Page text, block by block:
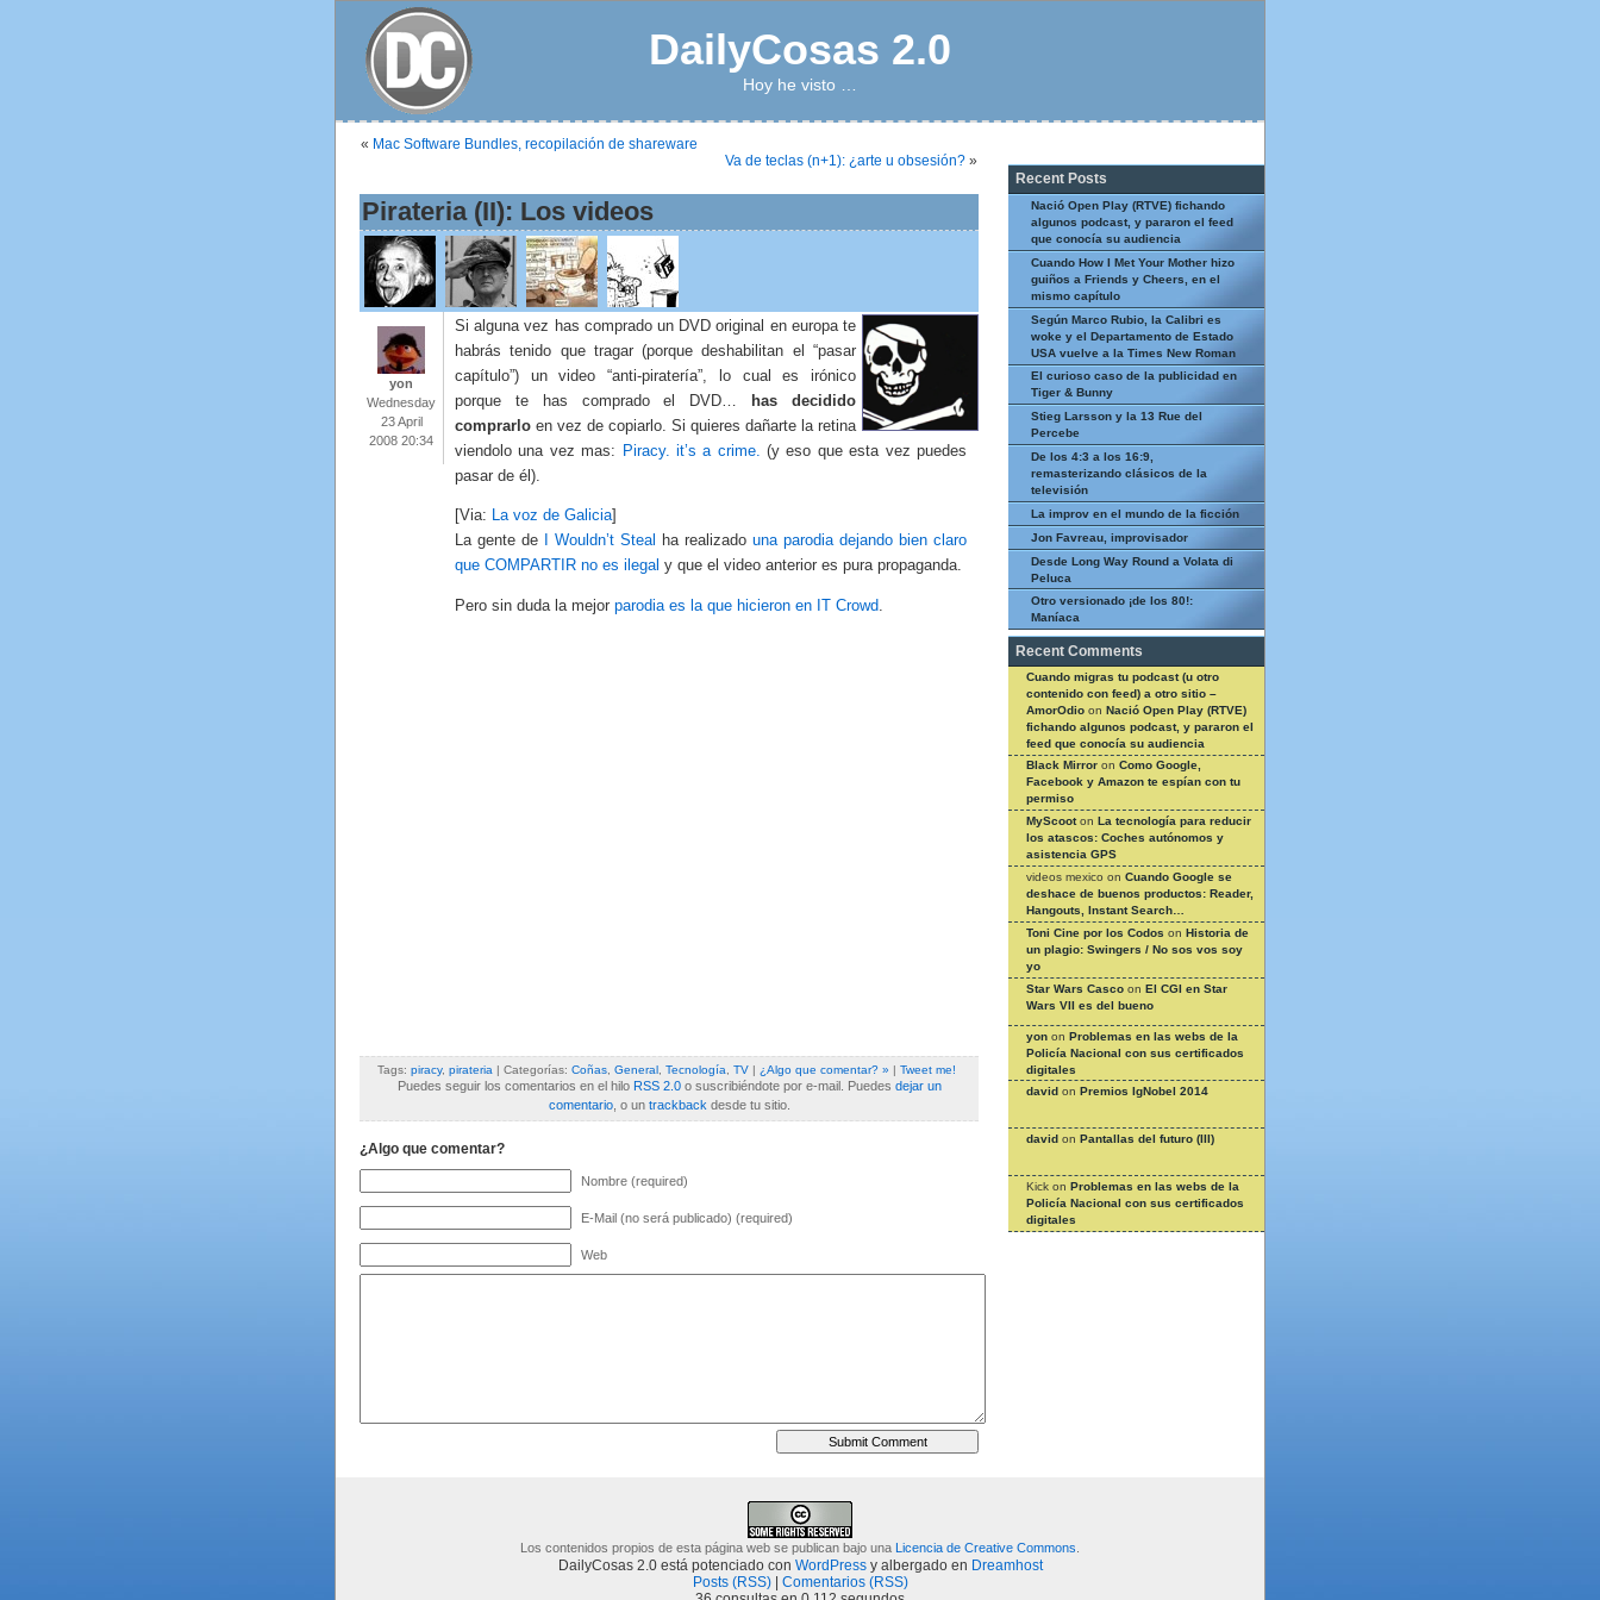
DailyCosas 2.0
Hoy he visto …
« Mac Software Bundles, recopilación de shareware
Va de teclas (n+1): ¿arte u obsesión? »
Pirateria (II): Los videos
yon
Wednesday
23 April
2008 20:34
Si alguna vez has comprado un DVD original en europa te
habrás tenido que tragar (porque deshabilitan el “pasar
capítulo”) un video “anti-piratería”, lo cual es irónico
porque te has comprado el DVD…
has decidido
comprarlo en vez de copiarlo. Si quieres dañarte la retina
viendolo una vez mas:
Piracy. it’s a crime.
(y eso que esta vez puedes
pasar de él).
[Via: La voz de Galicia]
La gente de
I Wouldn’t Steal ha realizado una parodia dejando bien claro
que COMPARTIR no es ilegal y que el video anterior es pura propaganda.
Pero sin duda la mejor parodia es la que hicieron en IT Crowd
Tags: piracy, pirateria | Categorías: Coñas, General, Tecnología, TV | ¿Algo que comentar? » | Tweet me!
Puedes seguir los comentarios en el hilo RSS 2.0o suscribiéndote por e-mail. Puedes dejar un
comentario, o un trackback desde tu sitio.
¿Algo que comentar?
Nombre (required)
E-Mail (no será publicado) (required)
Web
Recent Posts
Nació Open Play (RTVE) fichando
algunos podcast, y pararon el feed
que conocía su audiencia
Cuando How I Met Your Mother hizo
guiños a Friends y Cheers, en el
mismo capítulo
Según Marco Rubio, la Calibri es
woke y el Departamento de Estado
USA vuelve a la Times New Roman
El curioso caso de la publicidad en
Tiger & Bunny
Stieg Larsson y la 13 Rue del
Percebe
De los 4:3 a los 16:9,
remasterizando clásicos de la
televisión
La improv en el mundo de la ficción
Jon Favreau, improvisador
Desde Long Way Round a Volata di
Peluca
Otro versionado ¡de los 80!:
Maníaca
Recent Comments
Cuando migras tu podcast (u otro
contenido con feed) a otro sitio –
AmorOdio on Nació Open Play (RTVE)
fichando algunos podcast, y pararon el
feed que conocía su audiencia
Black Mirror on Como Google,
Facebook y Amazon te espían con tu
permiso
MyScooton La tecnología para reducir
los atascos: Coches autónomos y
asistencia GPS
videos mexico on Cuando Google se
deshace de buenos productos: Reader,
Hangouts, Instant Search…
Toni Cine por los Codos on Historia de
un plagio: Swingers / No sos vos soy
yo
Star Wars Casco on El CGI en Star
Wars VII es del bueno
yon on Problemas en las webs de la
Policía Nacional con sus certificados
digitales
david on Premios IgNobel 2014
david on Pantallas del futuro (III)
Kick on Problemas en las webs de la
Policía Nacional con sus certificados
digitales
Los contenidos propios de esta página web se publican bajo una Licencia de Creative Commons
DailyCosas 2.0 está potenciado con WordPressy albergado en Dreamhost
Posts (RSS)| Comentarios (RSS)